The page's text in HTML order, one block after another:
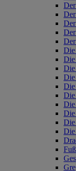
Die
Die
Die
Die
Die
Die
Die